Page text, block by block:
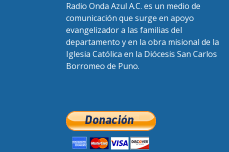
Radio Onda Azul A.C. es un medio de
comunicación que surge en apoyo
evangelizador a las familias del
departamento y en la obra misional de la
Iglesia Católica en la Diócesis San Carlos
Borromeo de Puno.